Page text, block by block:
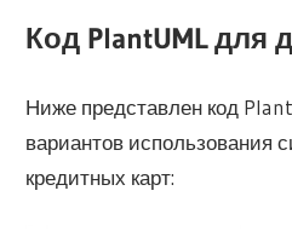
Код PlantUML для
Ниже представлен код
вариантов использования
кредитных карт: